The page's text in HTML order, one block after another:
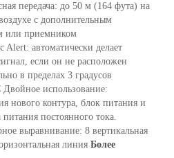
передача: до 50 м (164 фута) на
с дополнительным
или приемником
Alert: автоматически делает
если он не расположен
в пределах 3 градусов
использование:
нового контура, блок питания и
постоянного тока.
выравнивание: 8 вертикальная
линия Более